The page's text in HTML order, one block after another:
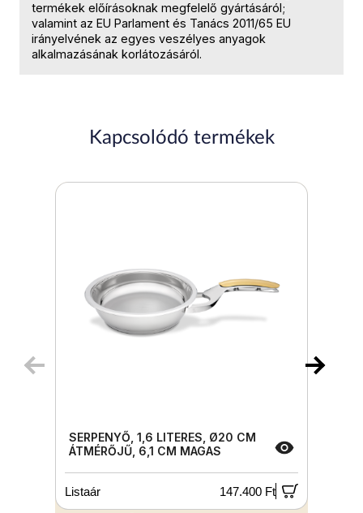
termékek előírásoknak megfelelő gyártásáról;
valamint az EU Parlament és Tanács 2011/65 EU
irányelvének az egyes veszélyes anyagok
alkalmazásának korlátozásáról.
Kapcsolódó termékek
SERPENYŐ, 1,6 LITERES, Ø20 CM
ÁTMÉRŐJŰ, 6,1 CM MAGAS
Listaár 147.400 Ft